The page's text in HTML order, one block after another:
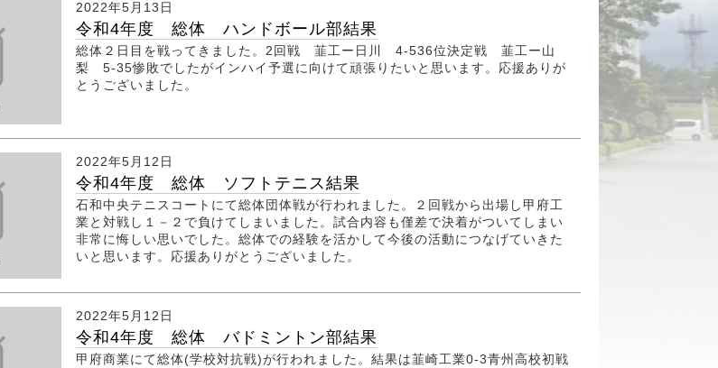
2022年5月13日
令和4年度 総体 ハンドボール部結果
総体２日目を戦ってきました。2回戦 韮工ー日川 4-536位決定戦 韮工ー山
梨 5-35惨敗でしたがインハイ予選に向けて頑張りたいと思います。応援ありが
とうございました。
2022年5月12日
令和4年度 総体 ソフトテニス結果
石和中央テニスコートにて総体団体戦が行われました。２回戦から出場し甲府工
業と対戦し１－２で負けてしまいました。試合内容も僅差で決着がついてしまい
非常に悔しい思いでした。総体での経験を活かして今後の活動につなげていきた
いと思います。応援ありがとうございました。
2022年5月12日
令和4年度 総体 バドミントン部結果
甲府商業にて総体(学校対抗戦)が行われました。結果は韮崎工業0-3青州高校初戦